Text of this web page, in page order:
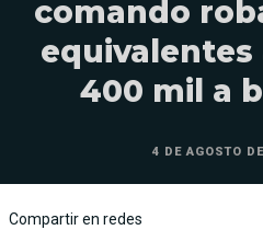
comando
equivalentes
400 mil a
4 DE AGOSTO
Compartir en redes